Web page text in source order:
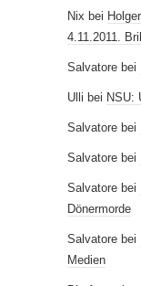
Nix bei
4.11.2011.
Salvatore bei
Ulli bei NSU:
Salvatore bei
Salvatore bei
Salvatore bei
Dönermorde
Salvatore bei
Medien